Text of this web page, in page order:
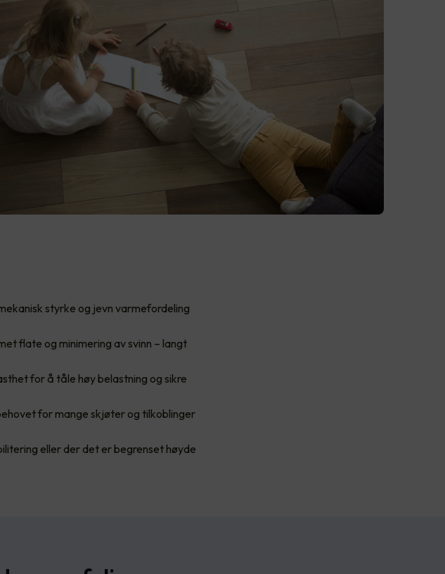
styrke og jevn varmefordeling
flate og minimering av svinn – langt
for å tåle høy belastning og sikre
for mange skjøter og tilkoblinger
eller der det er begrenset høyde